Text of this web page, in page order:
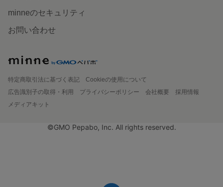
minneのセキュリティ
お問い合わせ
特定商取引法に基づく表記
Cookieの使用について
広告識別子の取得・利用
プライバシーポリシー 会社概要
採用情報
メディアキット
©GMO Pepabo, Inc. All rights reserved.